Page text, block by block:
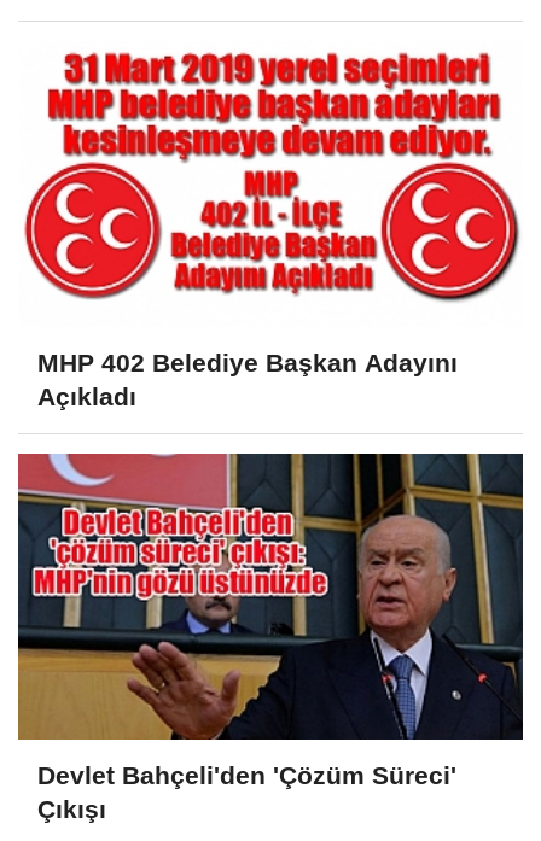
MHP 402 Belediye Başkan Adayını
Açıkladı
Devlet Bahçeli'den 'Çözüm Süreci'
Çıkışı